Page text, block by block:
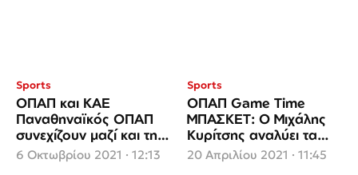
Sports
ΟΠΑΠ και ΚΑΕ
Παναθηναϊκός ΟΠΑΠ
συνεχίζουν μαζί και την
αγωνιστική περίοδο
2021-2022 (video)
6 Οκτωβρίου 2021 · 12:13
Sports
ΟΠΑΠ Game Time
ΜΠΑΣΚΕΤ: Ο Μιχάλης
Κυρίτσης αναλύει τα
playoffs της Euroleague
20 Απριλίου 2021 · 11:45